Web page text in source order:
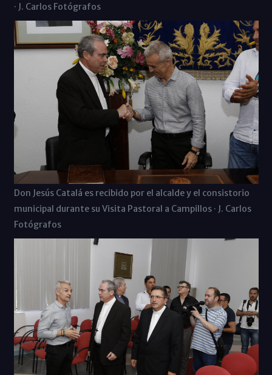
· J. Carlos Fotógrafos
Don Jesús Catalá es recibido por el alcalde y el consistorio
municipal durante su Visita Pastoral a Campillos · J. Carlos
Fotógrafos